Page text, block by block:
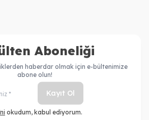
Aboneliği
haberdar olmak için e-bültenimize
abone olun!
Kayıt Ol
okudum, kabul ediyorum.